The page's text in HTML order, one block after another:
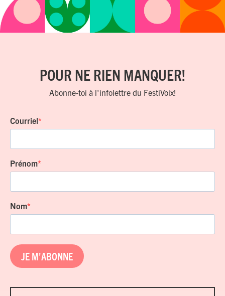
POUR NE RIEN MANQUER!
Abonne-toi à l'infolettre du FestiVoix!
Courriel
Prénom
Nom
JE M'ABONNE